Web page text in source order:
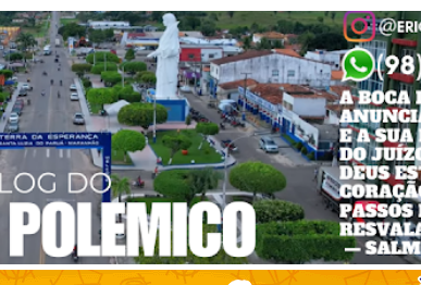
Pular para o conteúdo principal